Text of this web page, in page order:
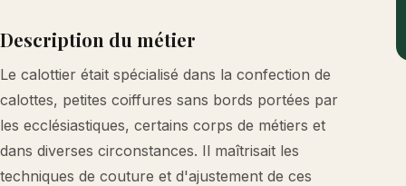
Description du métier
Le calottier était spécialisé dans la confection de
calottes, petites coiffures sans bords portées par
les ecclésiastiques, certains corps de métiers et
dans diverses circonstances. Il maîtrisait les
techniques de couture et d'ajustement de ces